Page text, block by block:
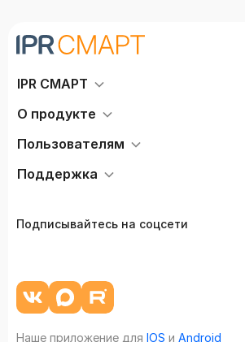
IPR СМАРТ
О продукте
Пользователям
Поддержка
Подписывайтесь на соцсети
Наше приложение для IOS и Android